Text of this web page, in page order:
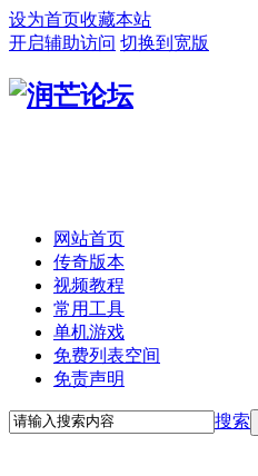
设为首页收藏本站
开启辅助访问 切换到宽版
网站首页
传奇版本
视频教程
常用工具
单机游戏
免费列表空间
免责声明
搜索